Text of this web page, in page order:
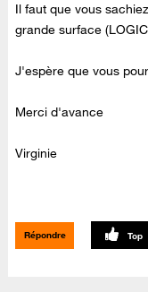
Il faut que vous
grande surface
J'espère que vous
Merci d'avance
Virginie
Répondre